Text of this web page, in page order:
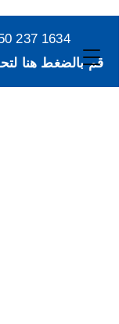
237 1634
قم بالضغط هنا